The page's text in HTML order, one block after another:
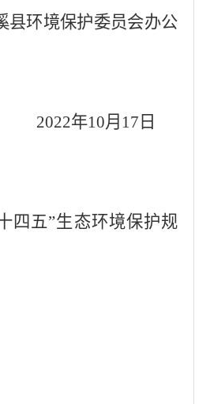
保护委员会办公
10月17日
四五”生态环境保护规